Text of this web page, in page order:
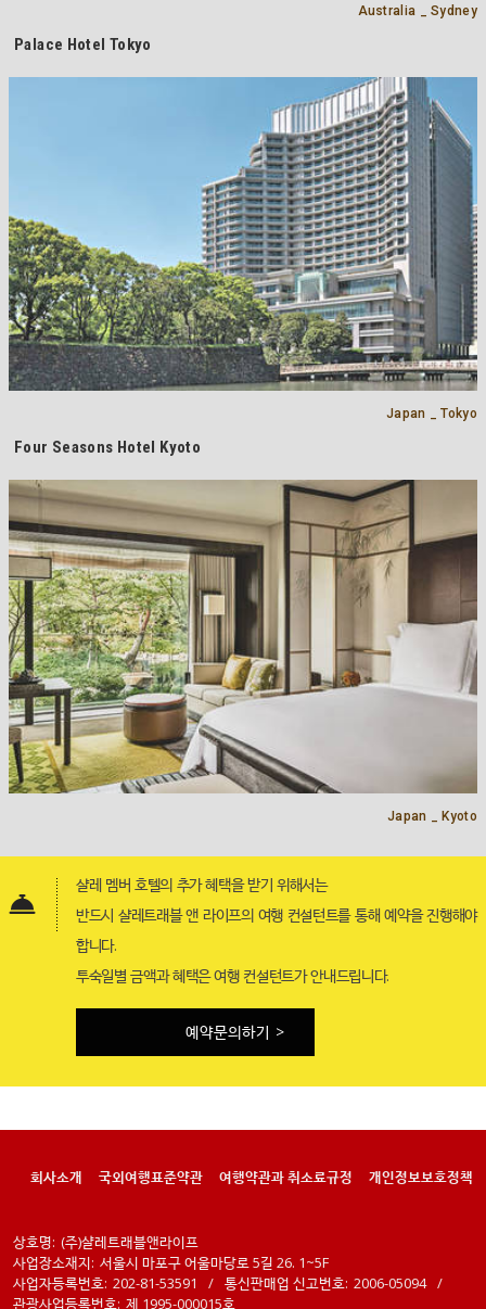
Australia _ Sydney
Palace Hotel Tokyo
Japan _ Tokyo
Four Seasons Hotel Kyoto
Japan _ Kyoto
샬레 멤버 호텔의 추가 혜택을 받기 위해서는
반드시 샬레트래블 앤 라이프의 여행 컨설턴트를 통해 예약을 진행해야
합니다.
투숙일별 금액과 혜택은 여행 컨설턴트가 안내드립니다.
예약문의하기 >
회사소개 국외여행표준약관 여행약관과 취소료규정 개인정보보호정책
상호명: (주)샬레트래블앤라이프
사업장소재지: 서울시 마포구 어울마당로 5길 26. 1~5F
사업자등록번호: 202-81-53591 / 통신판매업 신고번호: 2006-05094 /
관광사업등록번호: 제 1995-000015호